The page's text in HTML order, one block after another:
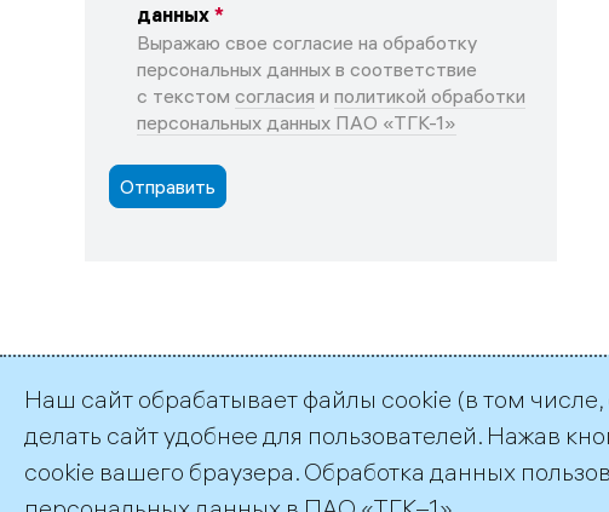
данных
Выражаю свое согласие на обработку
персональных данных в соответствие
с текстом согласия и политикой обработки
персональных данных ПАО «ТГК-1»
©2026 ПАО «ТГК–1»
Наш сайт обрабатывает файлы cookie (в том
делать сайт удобнее для пользователей. Нажав
cookie вашего браузера. Обработка данных